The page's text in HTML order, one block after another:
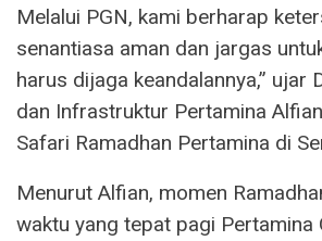
Melalui PGN, kami berharap
senantiasa aman dan jargas
harus dijaga keandalannya,” ujar
dan Infrastruktur Pertamina
Safari Ramadhan Pertamina di
Menurut Alfian, momen
waktu yang tepat pagi Pertamina